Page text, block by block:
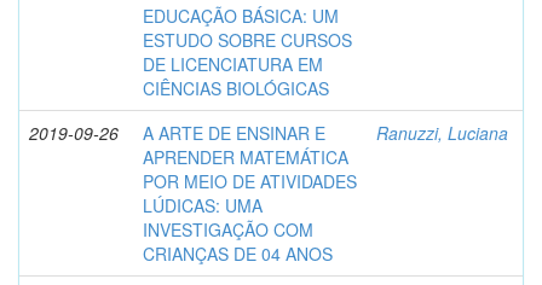
EDUCAÇÃO BÁSICA: UM
ESTUDO SOBRE CURSOS
DE LICENCIATURA EM
CIÊNCIAS BIOLÓGICAS
2019-09-26
A ARTE DE ENSINAR E
APRENDER MATEMÁTICA
POR MEIO DE ATIVIDADES
LÚDICAS: UMA
INVESTIGAÇÃO COM
CRIANÇAS DE 04 ANOS
Ranuzzi, Luciana